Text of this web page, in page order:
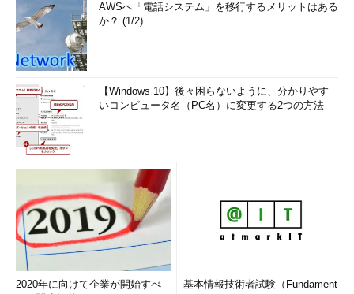
AWSへ「電話システム」を移行するメリットはある
か？ (1/2)
【Windows 10】後々困らないように、分かりやす
いコンピュータ名（PC名）に変更する2つの方法
2020年に向けて企業が開始すべ
基本情報技術者試験（Fundament